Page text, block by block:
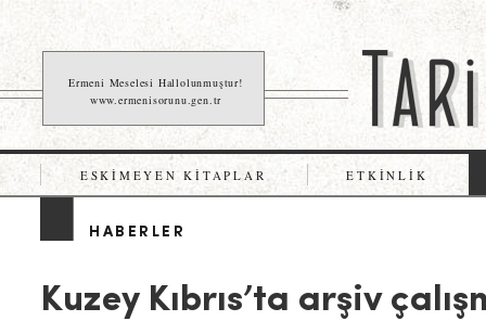
Ermeni Meselesi Hallolunmuştur!
www.ermenisorunu.gen.tr
ESKIMEYEN KITAPLAR ETKINLIK
HABERLER
Kuzey Kıbrıs’ta arşiv